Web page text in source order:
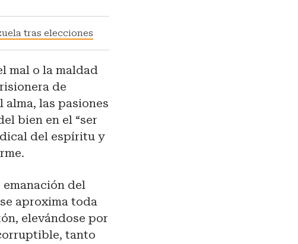
tras elecciones
mal o la maldad
de
las pasiones
bien en el “ser
del espíritu y
del
aproxima toda
elevándose por
tanto